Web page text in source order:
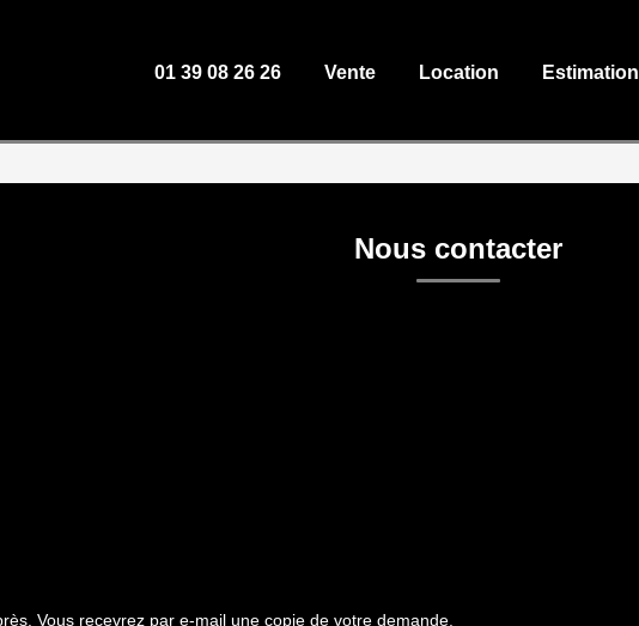
01 39 08 26 26 Vente Location Estimation
Nous contacter
Vous recevrez par e-mail une copie de votre demande.